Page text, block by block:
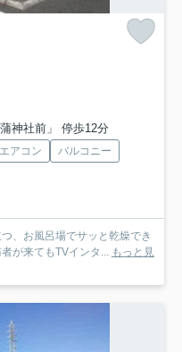
神社前」 停歩12分
エアコン
バルコニー
、お風呂場でサッと乾燥でき
が来てもTVインタ... もっと見